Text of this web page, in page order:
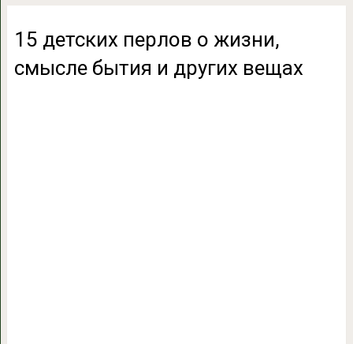
15 детских перлов о жизни,
смысле бытия и других вещах